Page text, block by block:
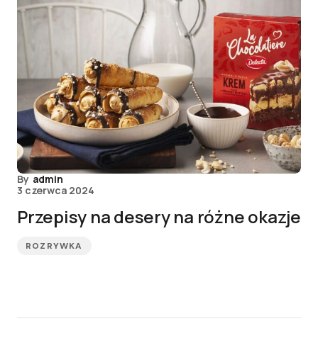
By admin
3 czerwca 2024
Przepisy na desery na różne okazje
ROZRYWKA